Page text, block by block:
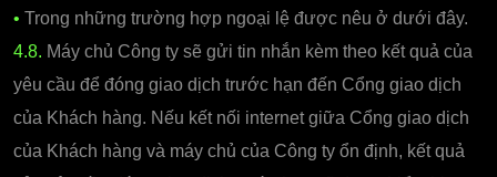
• Trong những trường hợp ngoại lệ được nêu ở dưới đây.
4.8. Máy chủ Công ty sẽ gửi tin nhắn kèm theo kết quả của
yêu cầu để đóng giao dịch trước hạn đến Cổng giao dịch
của Khách hàng. Nếu kết nối internet giữa Cổng giao dịch
của Khách hàng và máy chủ của Công ty ổn định, kết quả